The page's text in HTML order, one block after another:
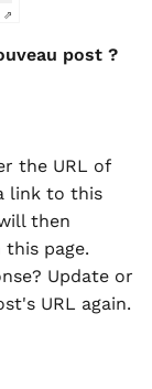
⇗
post ?
the URL of
link to this
then
page.
Update or
URL again.